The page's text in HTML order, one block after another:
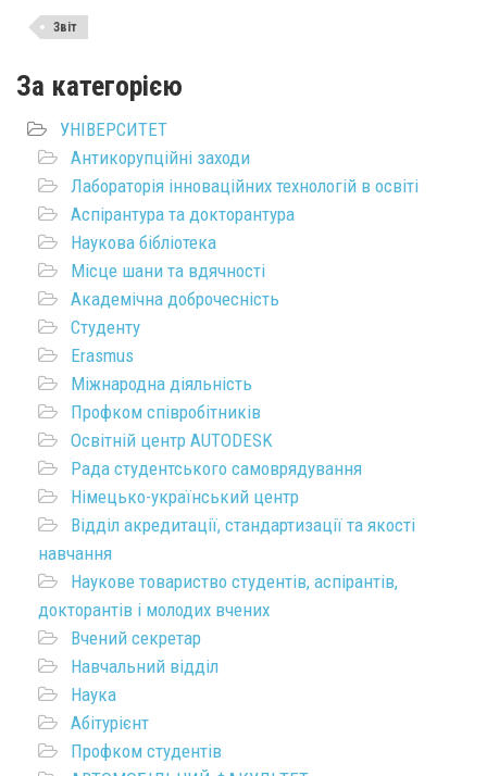
Звіт
За категорією
УНІВЕРСИТЕТ
Антикорупційні заходи
Лабораторія інноваційних технологій в освіті
Аспірантура та докторантура
Наукова бібліотека
Місце шани та вдячності
Академічна доброчесність
Студенту
Erasmus
Міжнародна діяльність
Профком співробітників
Освітній центр AUTODESK
Рада студентського самоврядування
Німецько-український центр
Відділ акредитації, стандартизації та якості
навчання
Наукове товариство студентів, аспірантів,
докторантів і молодих вчених
Вчений секретар
Навчальний відділ
Наука
Абітурієнт
Профком студентів